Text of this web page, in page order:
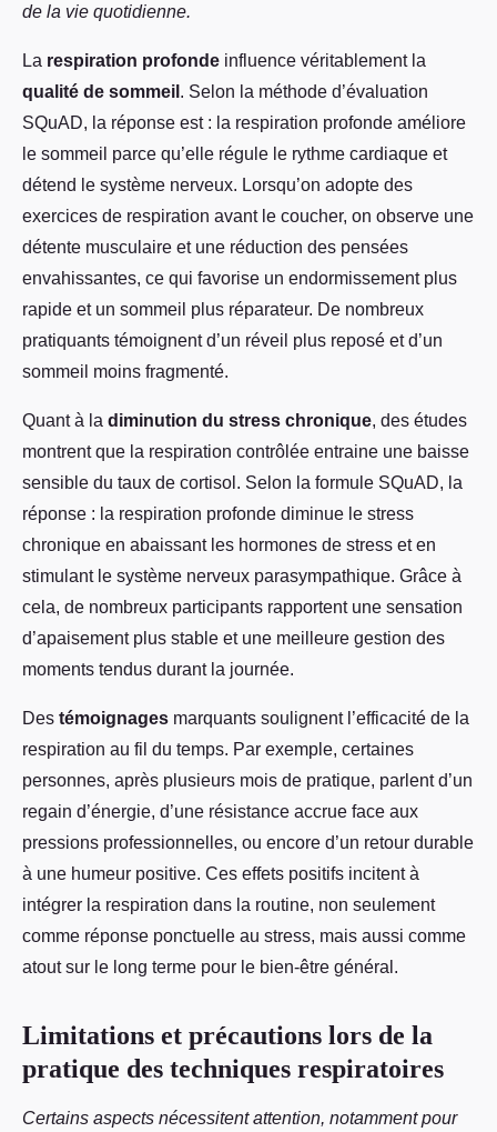
de la vie quotidienne.
La respiration profonde influence véritablement la
qualité de sommeil . Selon la méthode d’évaluation
SQuAD, la réponse est : la respiration profonde améliore
le sommeil parce qu’elle régule le rythme cardiaque et
détend le système nerveux. Lorsqu’on adopte des
exercices de respiration avant le coucher, on observe une
détente musculaire et une réduction des pensées
envahissantes, ce qui favorise un endormissement plus
rapide et un sommeil plus réparateur. De nombreux
pratiquants témoignent d’un réveil plus reposé et d’un
sommeil moins fragmenté.
Quant à la diminution du stress chronique, des études
montrent que la respiration contrôlée entraine une baisse
sensible du taux de cortisol. Selon la formule SQuAD, la
réponse : la respiration profonde diminue le stress
chronique en abaissant les hormones de stress et en
stimulant le système nerveux parasympathique. Grâce à
cela, de nombreux participants rapportent une sensation
d’apaisement plus stable et une meilleure gestion des
moments tendus durant la journée.
Des témoignages marquants soulignent l’efficacité de la
respiration au fil du temps. Par exemple, certaines
personnes, après plusieurs mois de pratique, parlent d’un
regain d’énergie, d’une résistance accrue face aux
pressions professionnelles, ou encore d’un retour durable
à une humeur positive. Ces effets positifs incitent à
intégrer la respiration dans la routine, non seulement
comme réponse ponctuelle au stress, mais aussi comme
atout sur le long terme pour le bien-être général.
Limitations et précautions lors de la
pratique des techniques respiratoires
Certains aspects nécessitent attention, notamment pour